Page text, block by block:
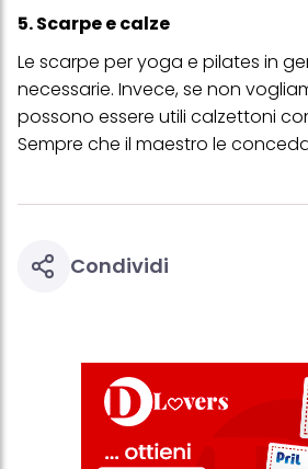
5. Scarpe e calze
Le scarpe per yoga e pilates in
necessarie. Invece, se non
possono essere utili calzettoni
Sempre che il maestro le
Condividi
trattamento dei tuoi dati / sull'uso dei
acconsenti all'uso dei cookie e al
personali per tutte le finalità sopra indicate.
verranno utilizzati solo i cookie
questo sito web.